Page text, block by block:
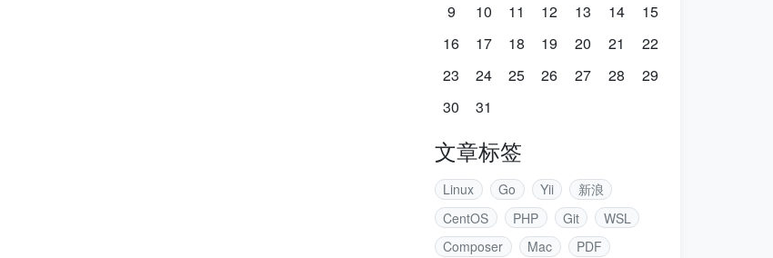
9
10 11 12 13 14
15
16
17 18 19 20 21
22
23
24 25 26 27 28
29
30
31
文章标签
Linux Go Yii
新浪
CentOS
PHP Git
WSL
Composer
Mac
PDF